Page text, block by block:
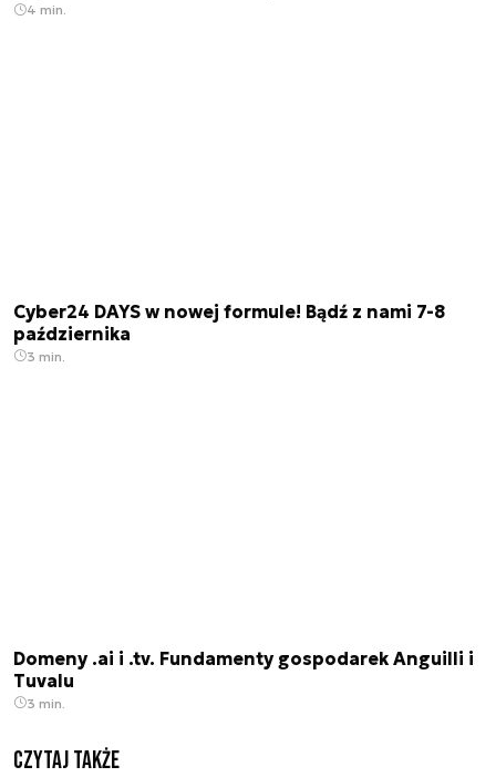
4 min.
Cyber24 DAYS w nowej formule! Bądź z nami 7-8
października
3 min.
Domeny .ai i .tv. Fundamenty gospodarek Anguilli i
Tuvalu
3 min.
Czytaj także